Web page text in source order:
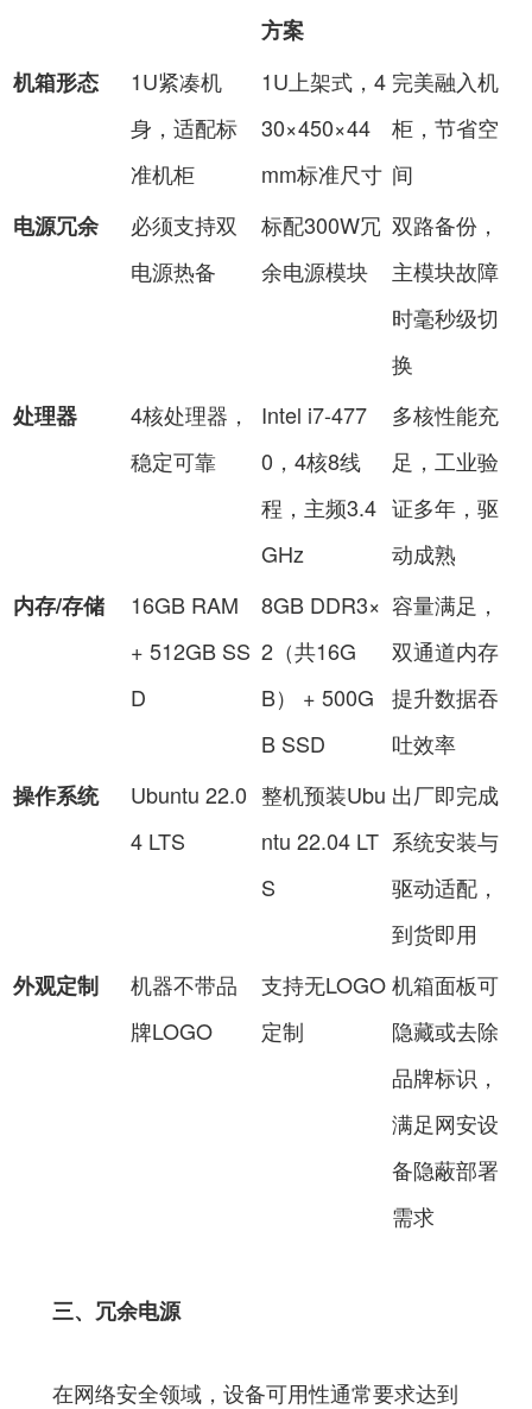
方案
机箱形态
1U紧凑机
身，适配标
准机柜
1U上架式，4
30×450×44
mm标准尺寸
完美融入机
柜，节省空
间
电源冗余
必须支持双
电源热备
标配300W冗
余电源模块
双路备份，
主模块故障
时毫秒级切
换
处理器
4核处理器，
稳定可靠
Intel i7-477
0，4核8线
程，主频3.4
GHz
多核性能充
足，工业验
证多年，驱
动成熟
内存/存储
16GB RAM
+ 512GB SS
D
8GB DDR3×
2（共16G
B） + 500G
B SSD
容量满足，
双通道内存
提升数据吞
吐效率
操作系统
Ubuntu 22.0
4 LTS
整机预装Ubu
ntu 22.04 LT
S
出厂即完成
系统安装与
驱动适配，
到货即用
外观定制
机器不带品
牌LOGO
支持无LOGO
定制
机箱面板可
隐藏或去除
品牌标识，
满足网安设
备隐蔽部署
需求
三、冗余电源
在网络安全领域，设备可用性通常要求达到